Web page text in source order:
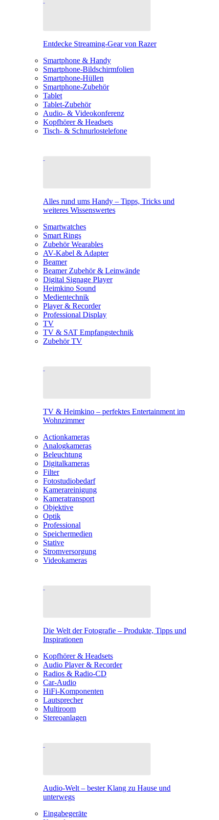
Entdecke Streaming-Gear von Razer
Smartphone & Handy
Smartphone-Bildschirmfolien
Smartphone-Hüllen
Smartphone-Zubehör
Tablet
Tablet-Zubehör
Audio- & Videokonferenz
Kopfhörer & Headsets
Tisch- & Schnurlostelefone
Alles rund ums Handy – Tipps, Tricks und
weiteres Wissenswertes
Smartwatches
Smart Rings
Zubehör Wearables
AV-Kabel & Adapter
Beamer
Beamer Zubehör & Leinwände
Digital Signage Player
Heimkino Sound
Medientechnik
Player & Recorder
Professional Display
TV
TV & SAT Empfangstechnik
Zubehör TV
TV & Heimkino – perfektes Entertainment im
Wohnzimmer
Actionkameras
Analogkameras
Beleuchtung
Digitalkameras
Filter
Fotostudiobedarf
Kamerareinigung
Kameratransport
Objektive
Optik
Professional
Speichermedien
Stative
Stromversorgung
Videokameras
Die Welt der Fotografie – Produkte, Tipps und
Inspirationen
Kopfhörer & Headsets
Audio Player & Recorder
Radios & Radio-CD
Car-Audio
HiFi-Komponenten
Lautsprecher
Multiroom
Stereoanlagen
Audio-Welt – bester Klang zu Hause und
unterwegs
Eingabegeräte